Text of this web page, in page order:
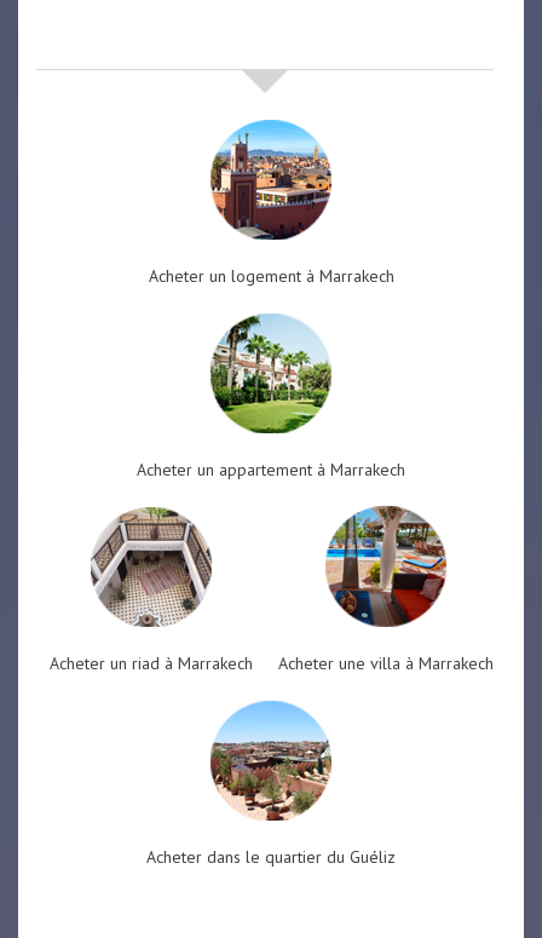
Acheter un logement à Marrakech
Acheter un appartement à Marrakech
Acheter un riad à Marrakech Acheter une villa à Marrakech
Acheter dans le quartier du Guéliz